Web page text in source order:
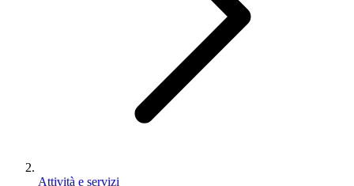
Attività e servizi